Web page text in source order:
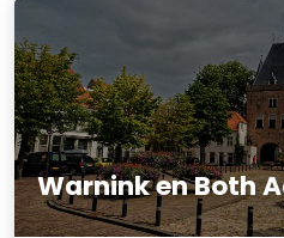
Warnink en Both